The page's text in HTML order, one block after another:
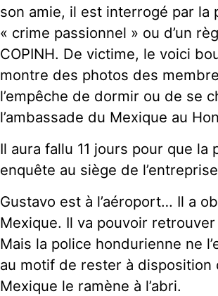
son amie, il est interrogé par la
« crime passionnel » ou d’un
COPINH. De victime, le voici
montre des photos des
l’empêche de dormir ou de se
l’ambassade du Mexique au
Il aura fallu 11 jours pour que
enquête au siège de
Gustavo est à l’aéroport… Il a
Mexique. Il va pouvoir
Mais la police hondurienne ne
au motif de rester à disposition
Mexique le ramène à l’abri.